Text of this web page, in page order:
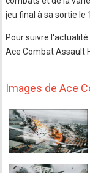
jeu final à sa sortie le
Pour suivre
Ace Combat Assault
Images de Ace